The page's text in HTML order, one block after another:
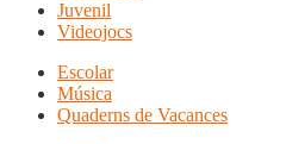
Juvenil
Videojocs
Escolar
Música
Quaderns de Vacances